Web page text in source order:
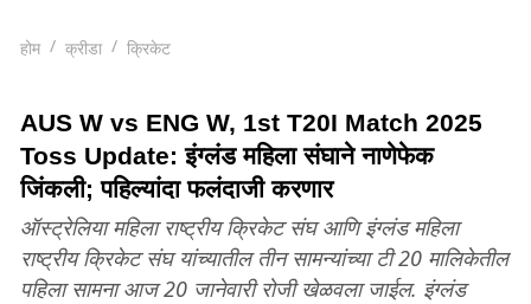
होम क्रीडा क्रिकेट
AUS W vs ENG W, 1st T20I Match 2025
Toss Update: इंग्लंड महिला संघाने नाणेफेक
जिंकली; पहिल्यांदा फलंदाजी करणार
ऑस्ट्रेलिया महिला राष्ट्रीय क्रिकेट संघ आणि इंग्लंड महिला
राष्ट्रीय क्रिकेट संघ यांच्यातील तीन सामन्यांच्या टी 20 मालिकेतील
पहिला सामना आज 20 जानेवारी रोजी खेळवला जाईल. इंग्लंड